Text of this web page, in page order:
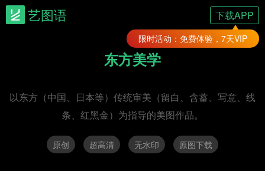
艺图语 下载APP
限时活动：免费体验，7天VIP
东方美学
以东方（中国、日本等）传统审美（留白、含蓄、写意、线
条、红黑金）为指导的美图作品。
原创 超高清 无水印 原图下载